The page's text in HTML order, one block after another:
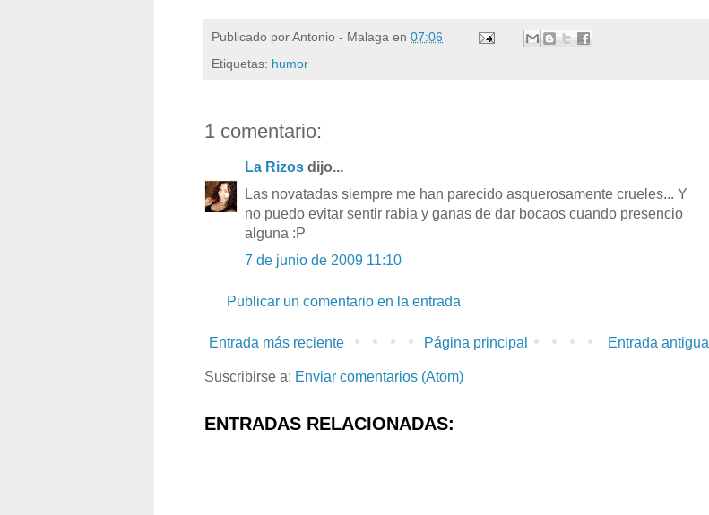
Publicado porAntonio - Malaga en 07:06
Etiquetas: humor
1 comentario:
La Rizos dijo...
Las novatadas siempre me han parecido asquerosamente crueles... Y
no puedo evitar sentir rabia y ganas de dar bocaos cuando presencio
alguna :P
7 de junio de 2009 11:10
Publicar un comentario en la entrada
Entrada más reciente Entrada antigua
Página principal
Suscribirse a: Enviar comentarios (Atom)
ENTRADAS RELACIONADAS: